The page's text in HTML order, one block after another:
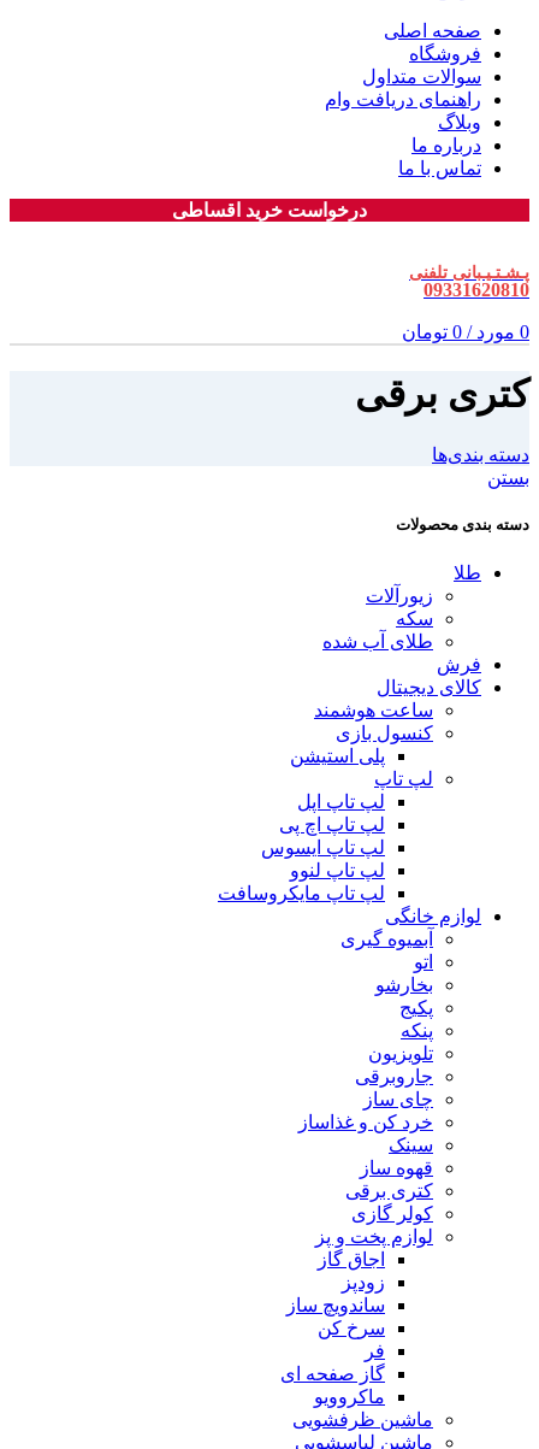
صفحه اصلی
فروشگاه
سوالات متداول
راهنمای دریافت وام
وبلاگ
درباره ما
تماس با ما
درخواست خرید اقساطی
پـشـتـیـبانی تلفنی
09331620810
0 مورد /
0 تومان
کتری برقی
دسته بندی‌ها
بستن
دسته بندی محصولات
طلا
زیورآلات
سکه
طلای آب شده
فرش
کالای دیجیتال
ساعت هوشمند
کنسول بازی
پلی استیشن
لپ تاپ
لپ تاپ اپل
لپ تاپ اچ پی
لپ تاپ ایسوس
لپ تاپ لنوو
لپ تاپ مایکروسافت
لوازم خانگی
آبمیوه گیری
اتو
بخارشو
پکیج
پنکه
تلویزیون
جاروبرقی
چای ساز
خرد کن و غذاساز
سینک
قهوه ساز
کتری برقی
کولر گازی
لوازم پخت و پز
اجاق گاز
زودپز
ساندویچ ساز
سرخ کن
فر
گاز صفحه ای
ماکروویو
ماشین ظرفشویی
ماشین لباسشویی